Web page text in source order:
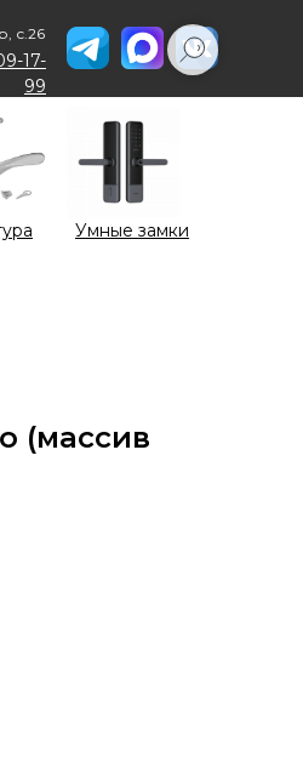
17-
99
с.26
Умные замки
(массив